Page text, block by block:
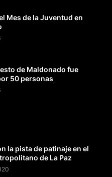
Mes de la Juventud en
de Maldonado fue
50 personas
la pista de patinaje en el
de La Paz